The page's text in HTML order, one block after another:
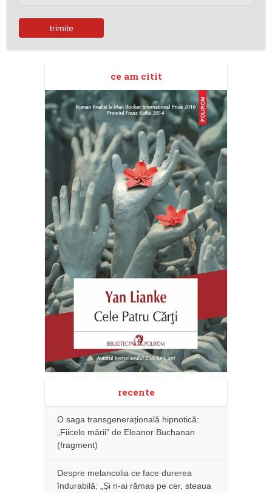
ce am citit
recente
O saga transgenerațională hipnotică:
„Fiicele mării” de Eleanor Buchanan
(fragment)
Despre melancolia ce face durerea
îndurabilă: „Și n-ai rămas pe cer, steaua